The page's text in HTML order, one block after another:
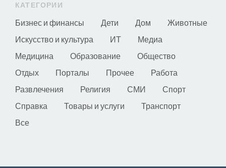
КАТЕГОРИИ
Бизнес и финансы Дети Дом
Животные
Искусство и культура
ИТ
Медиа
Медицина
Образование
Общество
Отдых
Порталы Прочее
Работа
Развлечения
Религия СМИ
Спорт
Справка
Товары и услуги
Транспорт
Все